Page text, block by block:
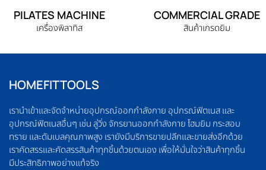
PILATES MACHINE
เครื่องพิลาทิส
COMMERCIAL GRADE
สินค้าเกรดยิม
HOMEFITTOOLS
เรานำเข้าและจัดจำหน่ายอุปกรณ์ออกกำลังกาย อุปกรณ์ฟิตเนส และ
อุปกรณ์ฟิตเนสอื่นๆ เช่น ลู่วิ่ง จักรยานออกกำลังกาย โฮมยิม กระสอบ
ทราย และดัมเบลคุณภาพสูง เรายังมีบริการขายปลีกและขายส่งอีกด้วย
เราคัดสรรและคัดสรรสินค้าทุกชิ้นด้วยตนเอง เพื่อให้มั่นใจว่าสินค้าทุกชิ้น
มีประสิทธิภาพอย่างแท้จริง